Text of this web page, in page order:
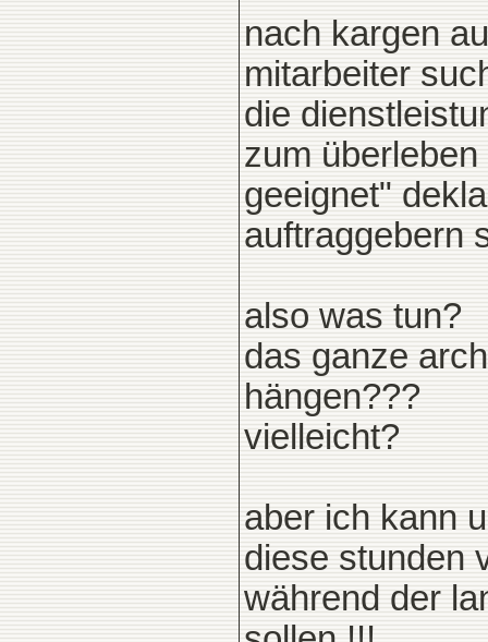
nach kargen
mitarbeiter
die
zum überleben
geeignet"
auftraggebern
also was tun?
das ganze
hängen???
vielleicht?
aber ich kann
diese stunden
während der